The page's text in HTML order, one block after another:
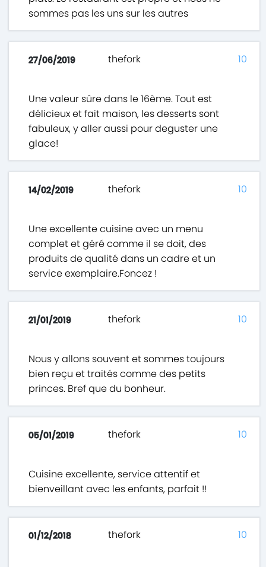
sommes pas les uns sur les autres
27/06/2019 thefork
Une valeur sûre dans le 16ème. Tout est
délicieux et fait maison, les desserts sont
fabuleux, y aller aussi pour deguster une
glace!
10
14/02/2019 thefork
Une excellente cuisine avec un menu
complet et géré comme il se doit, des
produits de qualité dans un cadre et un
service exemplaire.Foncez !
10
21/01/2019 thefork
Nous y allons souvent et sommes toujours
bien reçu et traités comme des petits
princes. Bref que du bonheur.
10
05/01/2019 thefork
Cuisine excellente, service attentif et
bienveillant avec les enfants, parfait !!
10
01/12/2018 thefork 10